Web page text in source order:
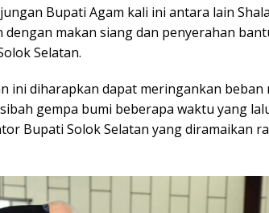
Bupati Agam kali ini antara lain
dengan makan siang dan penyerahan
Selatan.
ini diharapkan dapat meringankan beban
gempa bumi beberapa waktu yang
Bupati Solok Selatan yang diramaikan